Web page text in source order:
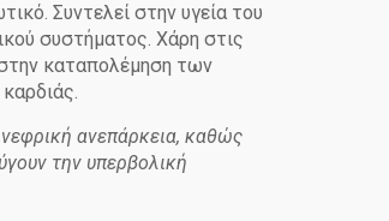
Συντελεί στην υγεία του
συστήματος. Χάρη στις
καταπολέμηση των
ανεπάρκεια, καθώς
την υπερβολική